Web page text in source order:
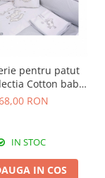
pentru patut
Cotton baby
cm
RON
IN STOC
IN COS